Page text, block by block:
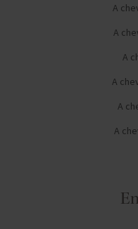
A
A
A
A
A
A